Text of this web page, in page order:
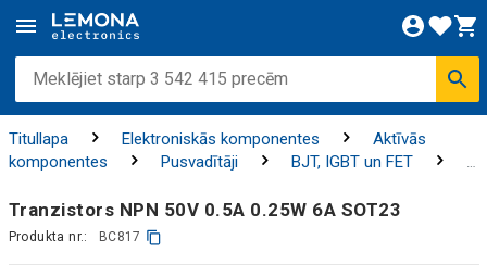
Titullapa Elektroniskās komponentes
Aktīvās
komponentes
Pusvadītāji
BJT, IGBT un FET
Tranzistors NPN 50V 0.5A 0.25W 6A SOT23
Produkta nr.: BC817